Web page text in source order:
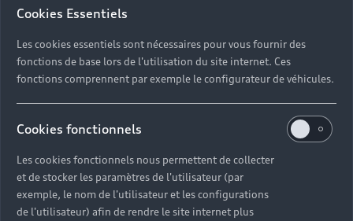
Cookies Essentiels
Les cookies essentiels sont nécessaires pour vous fournir des
fonctions de base lors de l'utilisation du site internet. Ces
fonctions comprennent par exemple le configurateur de véhicules.
Cookies fonctionnels
Les cookies fonctionnels nous permettent de collecter
et de stocker les paramètres de l'utilisateur (par
exemple, le nom de l'utilisateur et les configurations
de l'utilisateur) afin de rendre le site internet plus
Nos modèles
Audi pour les
professionnels
Accédez à toute l’excellence Audi avec nos
différentes gammes aux technologies innovantes
et aux finitions haut de gamme. Contactez-nous